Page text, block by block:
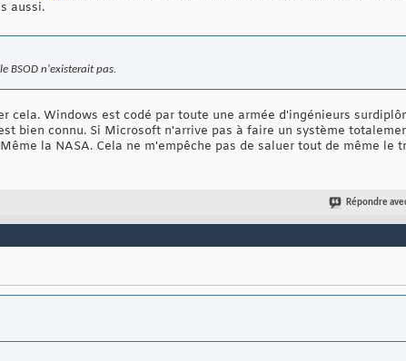
aussi.
BSOD n'existerait pas.
cela. Windows est codé par toute une armée d'ingénieurs
bien connu. Si Microsoft n'arrive pas à faire un système
la NASA. Cela ne m'empêche pas de saluer tout de même le
Répondre